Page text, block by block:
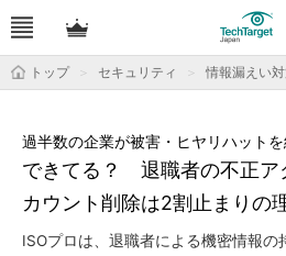
トップ セキュリティ 情報漏えい
できてる？ 退職者の不正
カウント削除は2割止まりの
過半数の企業が被害・ヒヤリハット
ISOプロは、退職者による機密情報の